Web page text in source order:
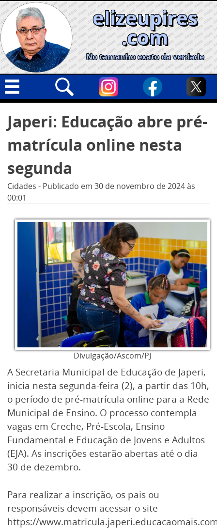
Skip
to
content
elizeupires
.com
No tamanho exato da verdade
Geral
Cidades
Nacional
Opinião
por:
Japeri: Educação abre pré-
matrícula online nesta
segunda
Cidades - Publicado em 30 de novembro de 2024às
00:01
Divulgação/Ascom/PJ
A Secretaria Municipal de Educação de Japeri,
inicia nesta segunda-feira (2), a partir das 10h,
o período de pré-matrícula online para a Rede
Municipal de Ensino. O processo contempla
vagas em Creche, Pré-Escola, Ensino
Fundamental e Educação de Jovens e Adultos
(EJA). As inscrições estarão abertas até o dia
30 de dezembro.
Para realizar a inscrição, os pais ou
responsáveis devem acessar o site
https://